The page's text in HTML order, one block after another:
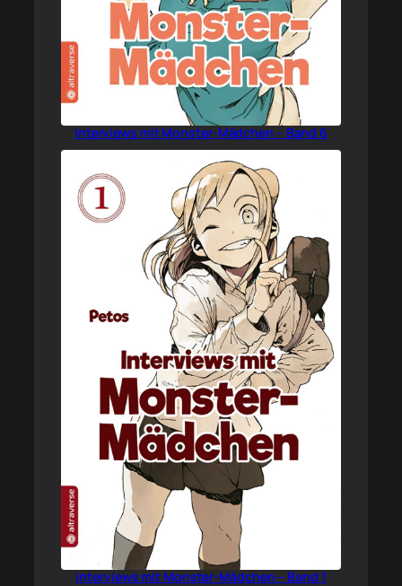
Interviews mit Monster-Mädchen – Band 6
Interviews mit Monster-Mädchen – Band 1